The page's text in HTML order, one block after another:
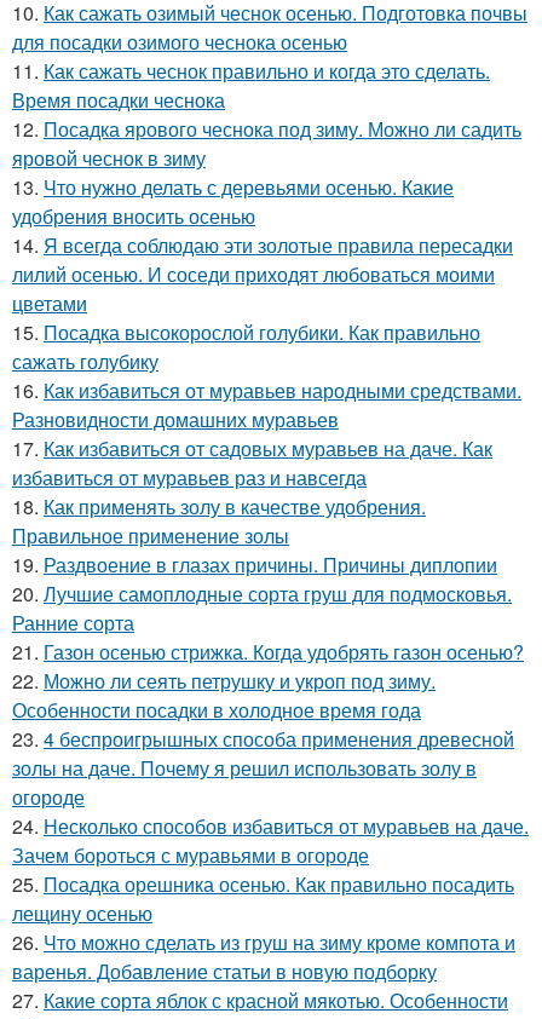
10. Как сажать озимый чеснок осенью. Подготовка почвы
для посадки озимого чеснока осенью
11. Как сажать чеснок правильно и когда это сделать.
Время посадки чеснока
12. Посадка ярового чеснока под зиму. Можно ли садить
яровой чеснок в зиму
13. Что нужно делать с деревьями осенью. Какие
удобрения вносить осенью
14. Я всегда соблюдаю эти золотые правила пересадки
лилий осенью. И соседи приходят любоваться моими
цветами
15. Посадка высокорослой голубики. Как правильно
сажать голубику
16. Как избавиться от муравьев народными средствами.
Разновидности домашних муравьев
17. Как избавиться от садовых муравьев на даче. Как
избавиться от муравьев раз и навсегда
18. Как применять золу в качестве удобрения.
Правильное применение золы
19. Раздвоение в глазах причины. Причины диплопии
20. Лучшие самоплодные сорта груш для подмосковья.
Ранние сорта
21. Газон осенью стрижка. Когда удобрять газон осенью?
22. Можно ли сеять петрушку и укроп под зиму.
Особенности посадки в холодное время года
23. 4 беспроигрышных способа применения древесной
золы на даче. Почему я решил использовать золу в
огороде
24. Несколько способов избавиться от муравьев на даче.
Зачем бороться с муравьями в огороде
25. Посадка орешника осенью. Как правильно посадить
лещину осенью
26. Что можно сделать из груш на зиму кроме компота и
варенья. Добавление статьи в новую подборку
27. Какие сорта яблок с красной мякотью. Особенности